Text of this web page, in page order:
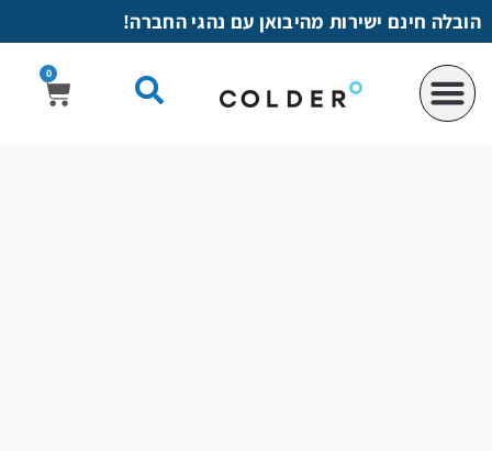
לתוכן
הובלה חינם ישירות מהיבואן עם נהגי החברה!
0